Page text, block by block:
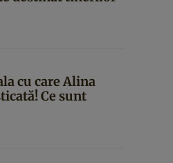
cu care Alina
Ce sunt